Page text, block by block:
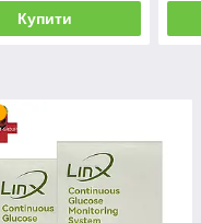
Купити